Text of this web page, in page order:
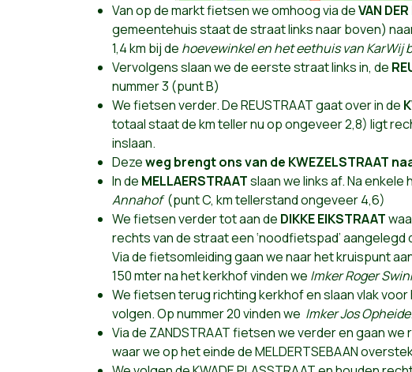
Van op de markt fietsen we omhoog via deVAN
gemeentehuis staat de straat links naar boven)
1,4 km bij de hoevewinkel en het eethuis van KarWij
Vervolgens slaan we de eerste straat links in, de
nummer 3 (punt B)
We fietsen verder. De REUSTRAAT gaat over in de
totaal staat de km teller nu op ongeveer 2,8) ligt
inslaan.
Dezeweg brengt ons van de KWEZELSTRAAT
In de MELLAERSTRAATslaan we links af. Na
Annahof(punt C, km tellerstand ongeveer 4,6)
We fietsen verder tot aan de DIKKE EIKSTRAAT
rechts van de straat een ‘noodfietspad’
Via de fietsomleiding gaan we naar het kruispunt
150 mter na het kerkhof vinden we Imker Roger
We fietsen terug richting kerkhof en slaan vlak
volgen. Op nummer 20 vinden we Imker Jos Opheide
Via de ZANDSTRAAT fietsen we verder en gaan
waar we op het einde de MELDERTSEBAAN